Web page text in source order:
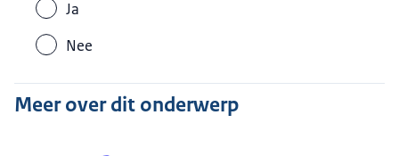
Ja
Nee
Meer over dit onderwerp